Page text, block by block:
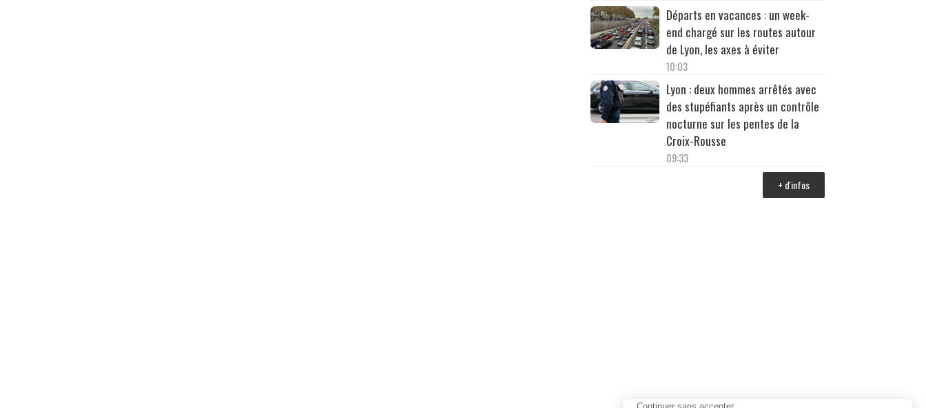
Départs en vacances : un week-
end chargé sur les routes autour
de Lyon, les axes à éviter
10:03
Lyon : deux hommes arrêtés avec
des stupéfiants après un contrôle
nocturne sur les pentes de la
Croix-Rousse
09:33
+ d'infos